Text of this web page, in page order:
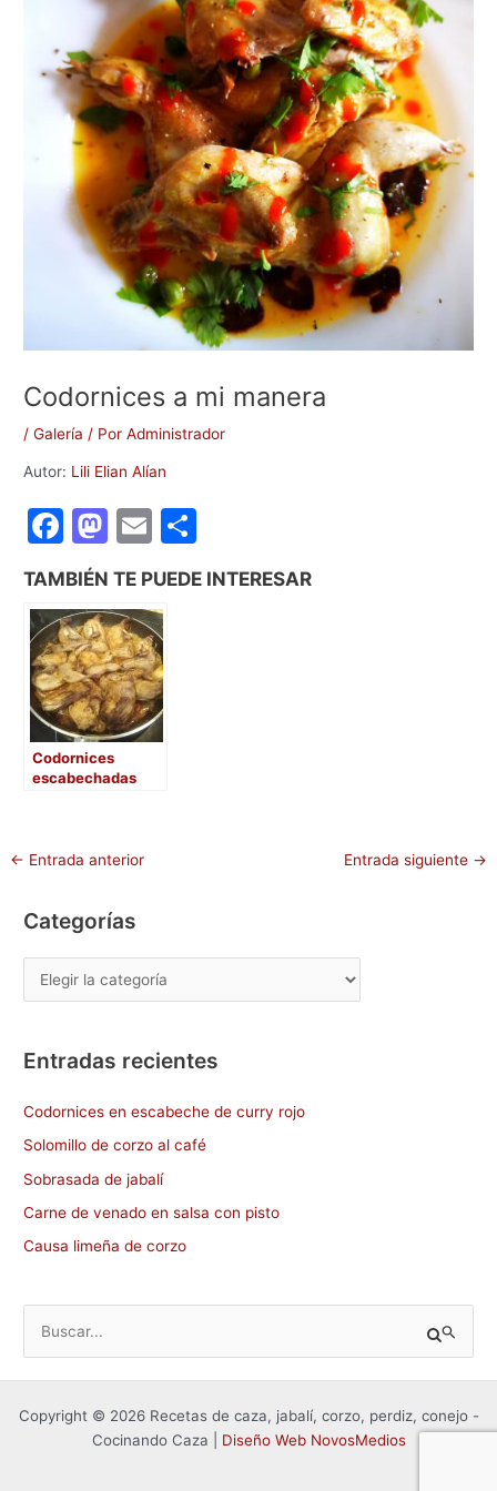
Codornices a mi manera
/Galería / PorAdministrador
Autor: Lili Elian Alían
F
a
c
e
b
o
o
k
M
a
st
o
d
o
n
E
m
ai
l
o
m
TAMBIÉN TE PUEDE INTERESAR
Codornices
escabechadas
← Entrada anterior Entrada siguiente →
Categorías
Entradas recientes
Codornices en escabeche de curry rojo
Solomillo de corzo al café
Sobrasada de jabalí
Carne de venado en salsa con pisto
Causa limeña de corzo
c
Copyright © 2026 Recetas de caza, jabalí, corzo, perdiz, conejo -
Cocinando Caza | Diseño Web NovosMedios